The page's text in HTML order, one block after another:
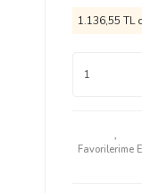
1.136,55 TL